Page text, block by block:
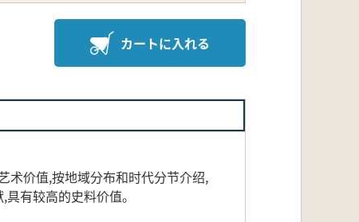
カートに入れる
术价值,按地域分布和时代分节介绍,
有较高的史料价值。